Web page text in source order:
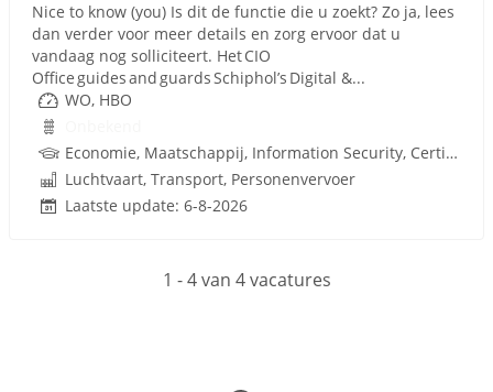
Nice to know (you) Is dit de functie die u zoekt? Zo ja, lees
dan verder voor meer details en zorg ervoor dat u
vandaag nog solliciteert. Het CIO
Office guides and guards Schiphol’s Digital &...
WO, HBO
Economie, Maatschappij, Information Security, Certified Information Systems Security Profes
Luchtvaart, Transport, Personenvervoer
Laatste update: 6-8-2026
1 - 4 van 4 vacatures